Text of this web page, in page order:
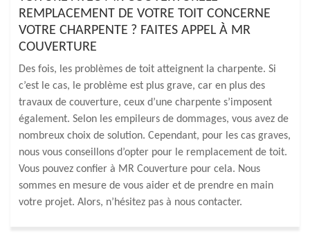
REMPLACEMENT DE VOTRE TOIT CONCERNE
VOTRE CHARPENTE ? FAITES APPEL À MR
COUVERTURE
Des fois, les problèmes de toit atteignent la charpente. Si
c’est le cas, le problème est plus grave, car en plus des
travaux de couverture, ceux d’une charpente s’imposent
également. Selon les empileurs de dommages, vous avez de
nombreux choix de solution. Cependant, pour les cas graves,
nous vous conseillons d’opter pour le remplacement de toit.
Vous pouvez confier à MR Couverture pour cela. Nous
sommes en mesure de vous aider et de prendre en main
votre projet. Alors, n’hésitez pas à nous contacter.